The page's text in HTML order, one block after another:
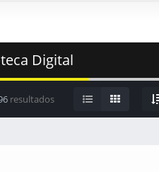
Digital
resultados